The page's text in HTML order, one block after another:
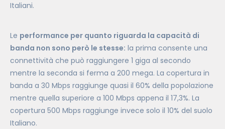
Italiani.
Le performance per quanto riguarda la capacità di
banda non sono però le stesse: la prima consente una
connettività che può raggiungere 1 giga al secondo
mentre la seconda si ferma a 200 mega. La copertura in
banda a 30 Mbps raggiunge quasi il 60% della popolazione
mentre quella superiore a 100 Mbps appena il 17,3%. La
copertura 500 Mbps raggiunge invece solo il 10% del suolo
Italiano.